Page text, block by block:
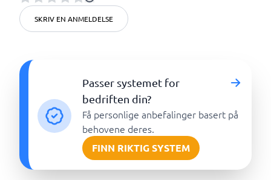
SKRIV EN ANMELDELSE
Passer systemet for
bedriften din?
Få personlige anbefalinger basert på
behovene deres.
FINN RIKTIG SYSTEM